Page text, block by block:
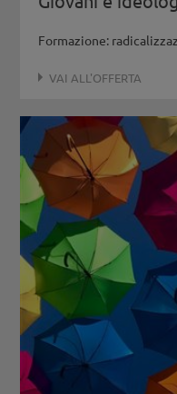
Formazione:
VAI ALL'OFFERTA